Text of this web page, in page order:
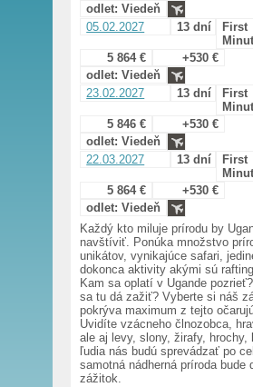
odlet: Viedeň
05.02.2027
13 dní
First
5 864 €
+530 €
odlet: Viedeň
23.02.2027
13 dní
First
5 846 €
+530 €
odlet: Viedeň
22.03.2027
13 dní
First
5 864 €
+530 €
odlet: Viedeň
Každý kto miluje prírodu by
navštíviť. Ponúka množstvo
unikátov, vynikajúce safari,
dokonca aktivity akými sú
Kam sa oplatí v Ugande
sa tu dá zažiť? Vyberte si náš
pokrýva maximum z tejto
Uvidíte vzácneho člnozobca,
ale aj levy, slony, žirafy,
ľudia nás budú sprevádzať po
samotná nádherná príroda bude
zážitok.